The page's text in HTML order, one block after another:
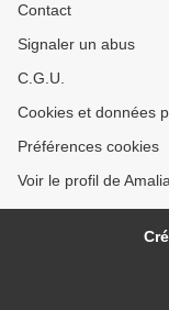
Contact
Signaler un abus
C.G.U.
Cookies et données
Préférences cookies
Voir le profil de